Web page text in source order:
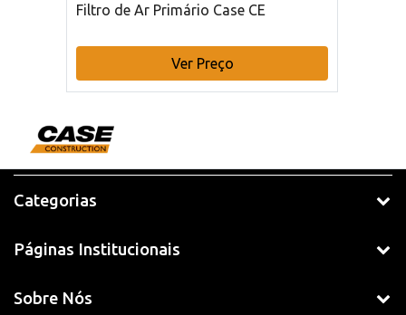
Filtro de Ar Primário Case CE
Ver Preço
Categorias
Páginas Institucionais
Sobre Nós